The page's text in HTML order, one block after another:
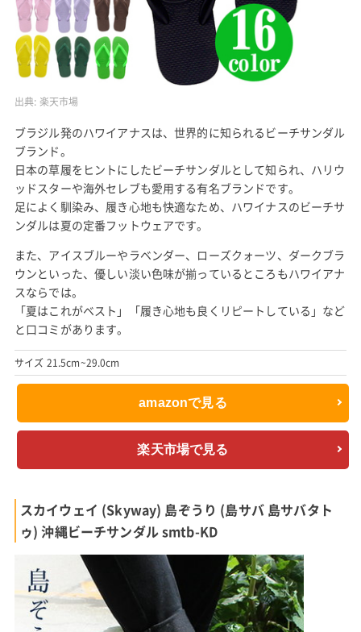
出典: 楽天市場
ブラジル発のハワイアナスは、世界的に知られるビーチサンダル
ブランド。
日本の草履をヒントにしたビーチサンダルとして知られ、ハリウ
ッドスターや海外セレブも愛用する有名ブランドです。
足によく馴染み、履き心地も快適なため、ハワイナスのビーチサ
ンダルは夏の定番フットウェアです。
また、アイスブルーやラベンダー、ローズクォーツ、ダークブラ
ウンといった、優しい淡い色味が揃っているところもハワイアナ
スならでは。
「夏はこれがベスト」「履き心地も良くリピートしている」など
と口コミがあります。
サイズ 21.5cm~29.0cm
amazonで見る
楽天市場で見る
スカイウェイ (Skyway) 島ぞうり (島サバ 島サバタト
ゥ) 沖縄ビーチサンダル smtb-KD